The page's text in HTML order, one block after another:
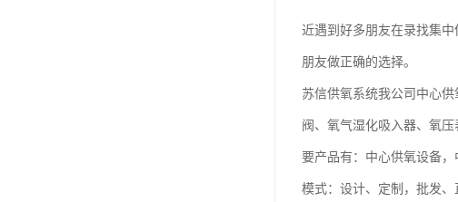
近遇到好多朋友在录找集
朋友做正确的选择。
苏信供氧系统我公司中心
阀、氧气湿化吸入器、氧
要产品有：中心供氧设备
模式：设计、定制，批发、